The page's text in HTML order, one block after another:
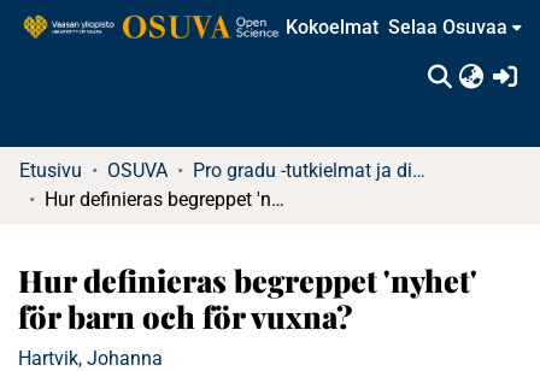
Kokoelmat Selaa Osuvaa
Etusivu OSUVA
Pro gradu -tutkielmat ja diplomityöt
Hur definieras begreppet 'nyhet' för barn och för vuxna?
Hur definieras begreppet 'nyhet'
för barn och för vuxna?
Hartvik, Johanna